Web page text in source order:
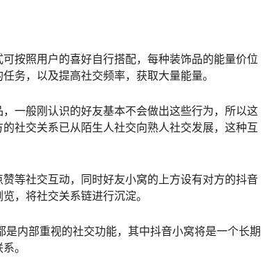
按照用户的喜好自行搭配，每种装饰品的能量价位
务，以及提高社交频率，获取大量能量。
一般刚认识的好友基本不会做出这些行为，所以这
社交关系已从陌生人社交向熟人社交发展，这种互
等社交互动，同时好友小窝的上方设有对方的抖音
，将社交关系链进行沉淀。
内部重视的社交功能，其中抖音小窝将是一个长期
。